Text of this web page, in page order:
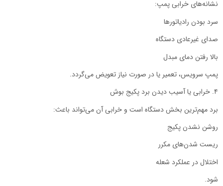
نشانه‌های خرابی پمپ:
سرد بودن رادیاتورها
صدای غیرعادی دستگاه
بالا رفتن دمای مبدل
پمپ سرویس، تعمیر یا در صورت نیاز تعویض می‌گردد.
۴. خرابی یا آسیب دیدن برد پکیج بوش
برد مهم‌ترین بخش دستگاه است و خرابی آن می‌تواند باعث:
روشن نشدن پکیج
ریست شدن‌های مکرر
اختلال در عملکرد شعله
شود.